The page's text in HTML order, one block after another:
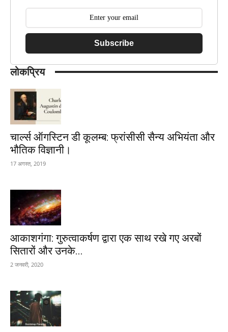
Subscribe
लोकप्रिय
चार्ल्स ऑगस्टिन डी कूलम्ब: फ्रांसीसी सैन्य अभियंता और
भौतिक विज्ञानी।
17 अगस्त, 2019
आकाशगंगा: गुरुत्वाकर्षण द्वारा एक साथ रखे गए अरबों
सितारों और उनके...
2 जनवरी, 2020